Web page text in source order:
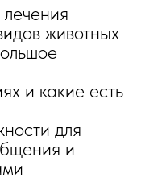
животных
и какие есть
для
и